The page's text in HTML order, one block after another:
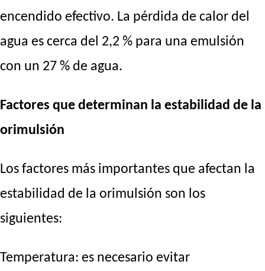
encendido efectivo. La pérdida de calor del
agua es cerca del 2,2 % para una emulsión
con un 27 % de agua.
Factores que determinan la estabilidad de la
orimulsión
Los factores más importantes que afectan la
estabilidad de la orimulsión son los
siguientes:
Temperatura: es necesario evitar